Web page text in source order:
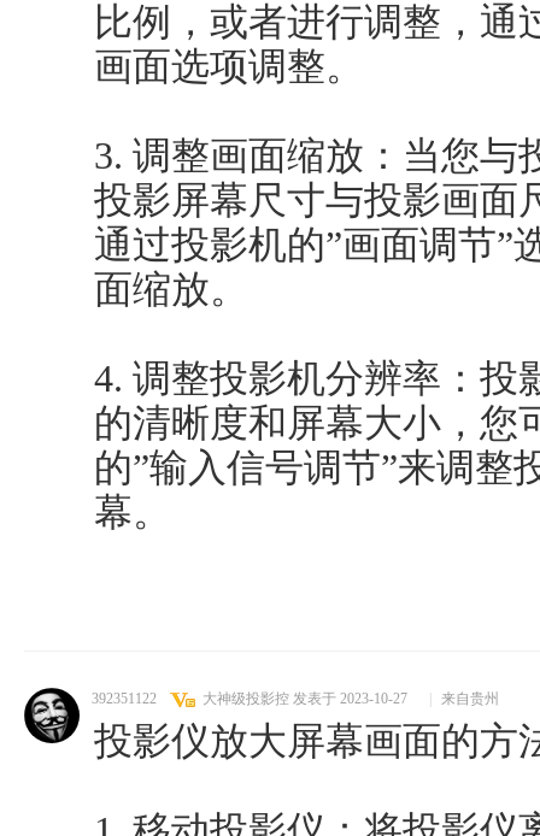
比例，或者进行调整，通
画面选项调整。
3. 调整画面缩放：当您与
投影屏幕尺寸与投影画面
通过投影机的”画面调节”
面缩放。
4. 调整投影机分辨率：投
的清晰度和屏幕大小，您
的”输入信号调节”来调整
幕。
392351122 大神级投影控 发表于 2023-10-27 来自贵州
投影仪放大屏幕画面的方